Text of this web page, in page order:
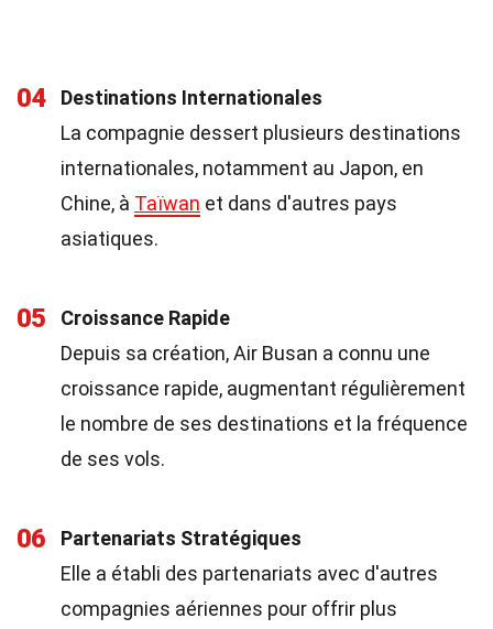
04
Destinations Internationales
La compagnie dessert plusieurs destinations
internationales, notamment au Japon, en
Chine, à Taïwan et dans d'autres pays
asiatiques.
05
Croissance Rapide
Depuis sa création, Air Busan a connu une
croissance rapide, augmentant régulièrement
le nombre de ses destinations et la fréquence
de ses vols.
06
Partenariats Stratégiques
Elle a établi des partenariats avec d'autres
compagnies aériennes pour offrir plus